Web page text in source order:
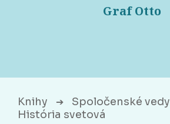
Graf Otto
Knihy ➔ Spoločenské vedy
História svetová